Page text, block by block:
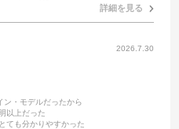
詳細を見る
2026.7.30
ン・モデルだったから
上だった
も分かりやすかった